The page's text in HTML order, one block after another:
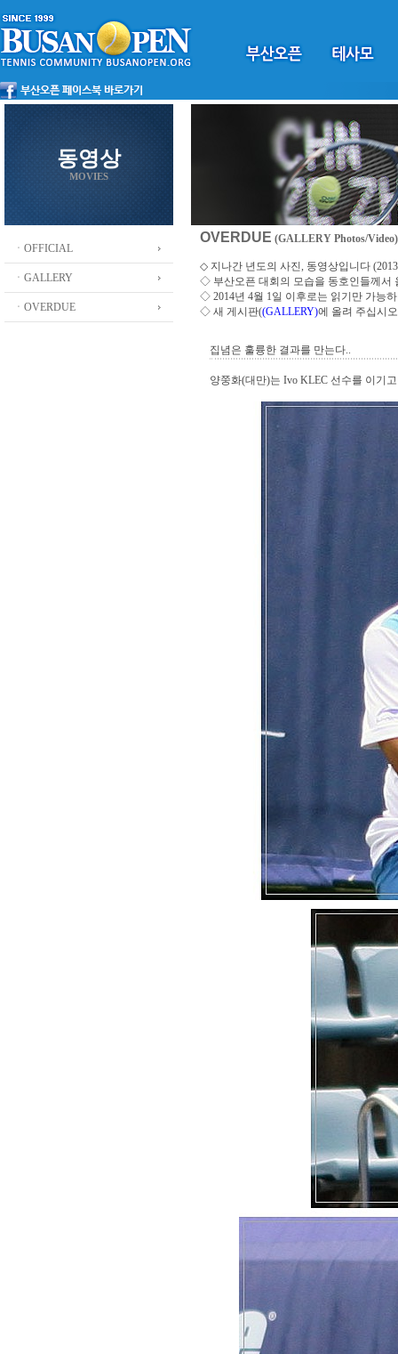
동영상
MOVIES
ㆍOFFICIAL
ㆍGALLERY
ㆍOVERDUE
OVERDUE (GALLERY Photos/Video)
◇ 지나간 년도의 사진, 동영상입니다
◇ 부산오픈 대회의 모습을 동호인들께서
◇ 2014년 4월 1일 이후로는 읽기만 가능
◇ 새 게시판((GALLERY)에 올려 주십시오
집념은 훌륭한 결과를 만는다..
양쭝화(대만)는 Ivo KLEC 선수를 이기